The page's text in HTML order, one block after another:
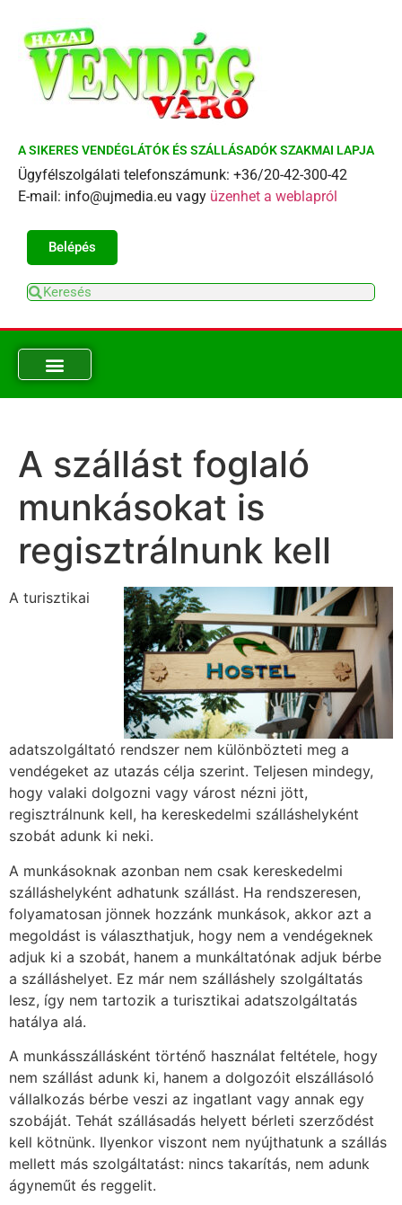
A SIKERES VENDÉGLÁTÓK ÉS SZÁLLÁSADÓK SZAKMAI LAPJA
Ügyfélszolgálati telefonszámunk: +36/20-42-300-42
E-mail: info@ujmedia.eu vagy üzenhet a weblapról
Belépés
A szállást foglaló
munkásokat is
regisztrálnunk kell
A turisztikai
adatszolgáltató rendszer nem különbözteti meg a
vendégeket az utazás célja szerint. Teljesen mindegy,
hogy valaki dolgozni vagy várost nézni jött,
regisztrálnunk kell, ha kereskedelmi szálláshelyként
szobát adunk ki neki.
A munkásoknak azonban nem csak kereskedelmi
szálláshelyként adhatunk szállást. Ha rendszeresen,
folyamatosan jönnek hozzánk munkások, akkor azt a
megoldást is választhatjuk, hogy nem a vendégeknek
adjuk ki a szobát, hanem a munkáltatónak adjuk bérbe
a szálláshelyet. Ez már nem szálláshely szolgáltatás
lesz, így nem tartozik a turisztikai adatszolgáltatás
hatálya alá.
A munkásszállásként történő használat feltétele, hogy
nem szállást adunk ki, hanem a dolgozóit elszállásoló
vállalkozás bérbe veszi az ingatlant vagy annak egy
szobáját. Tehát szállásadás helyett bérleti szerződést
kell kötnünk. Ilyenkor viszont nem nyújthatunk a szállás
mellett más szolgáltatást: nincs takarítás, nem adunk
ágyneműt és reggelit.